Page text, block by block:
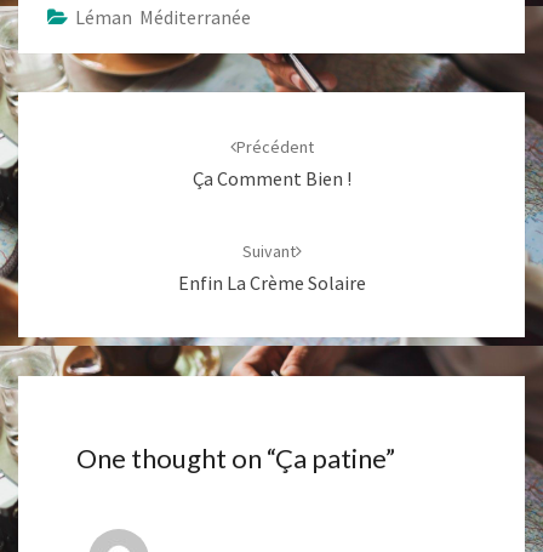
Léman Méditerranée
Navigation
d'article
Précédent
Ça Comment Bien !
Suivant
Enfin La Crème Solaire
One thought on “Ça patine”